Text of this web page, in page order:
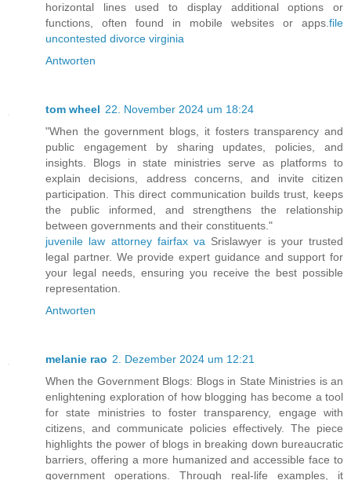
horizontal lines used to display additional options or
functions, often found in mobile websites or apps.file
uncontested divorce virginia
Antworten
tom wheel 22. November 2024 um 18:24
"When the government blogs, it fosters transparency and
public engagement by sharing updates, policies, and
insights. Blogs in state ministries serve as platforms to
explain decisions, address concerns, and invite citizen
participation. This direct communication builds trust, keeps
the public informed, and strengthens the relationship
between governments and their constituents."
juvenile law attorney fairfax va Srislawyer is your trusted
legal partner. We provide expert guidance and support for
your legal needs, ensuring you receive the best possible
representation.
Antworten
melanie rao 2. Dezember 2024 um 12:21
When the Government Blogs: Blogs in State Ministries is an
enlightening exploration of how blogging has become a tool
for state ministries to foster transparency, engage with
citizens, and communicate policies effectively. The piece
highlights the power of blogs in breaking down bureaucratic
barriers, offering a more humanized and accessible face to
government operations. Through real-life examples, it